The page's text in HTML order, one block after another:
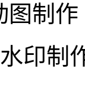
图制作
印制